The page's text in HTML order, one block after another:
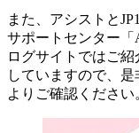
また、アシストと
サポートセンター「
ログサイトではご
していますので、
よりご確認ください